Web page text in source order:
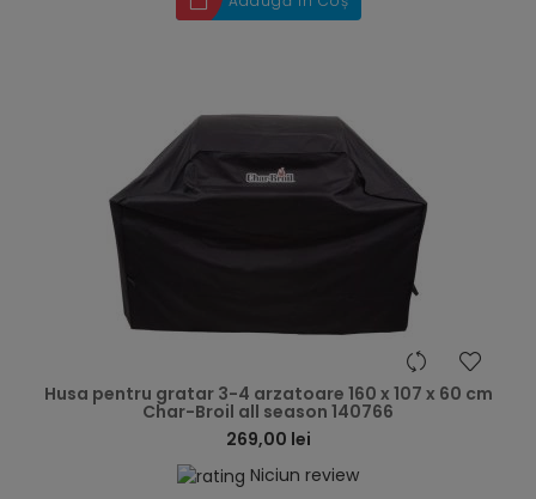
Husa pentru gratar 3-4 arzatoare 160 x 107 x 60 cm
Char-Broil all season 140766
269,00 lei
Niciun review